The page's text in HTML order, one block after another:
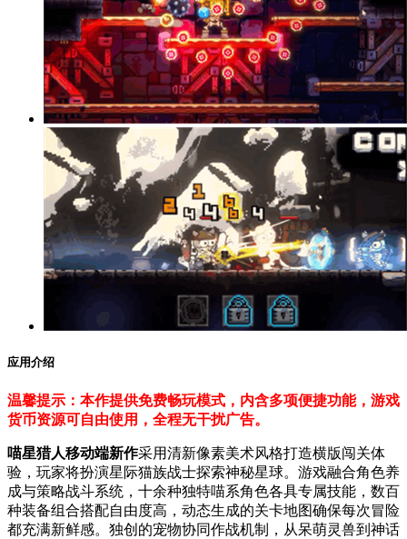
应用介绍
温馨提示：本作提供免费畅玩模式，内含多项便捷功能，游戏
货币资源可自由使用，全程无干扰广告。
喵星猎人移动端新作采用清新像素美术风格打造横版闯关体
验，玩家将扮演星际猫族战士探索神秘星球。游戏融合角色养
成与策略战斗系统，十余种独特喵系角色各具专属技能，数百
种装备组合搭配自由度高，动态生成的关卡地图确保每次冒险
都充满新鲜感。独创的宠物协同作战机制，从呆萌灵兽到神话